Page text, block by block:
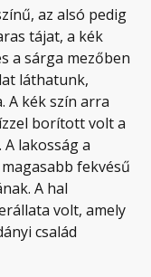
az alsó pedig
tájat, a kék
a sárga mezőben
láthatunk,
A kék szín arra
borított volt a
lakosság a
fekvésű
A hal
volt, amely
család